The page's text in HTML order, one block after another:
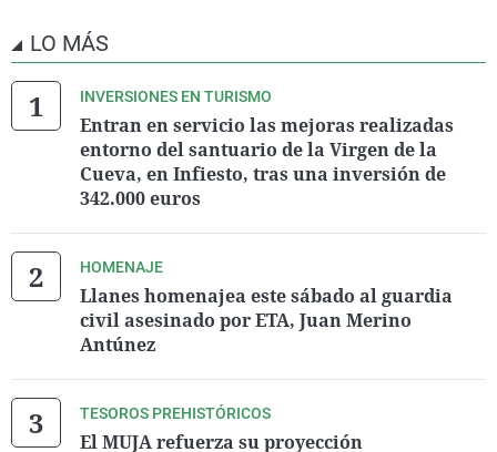
LO MÁS
INVERSIONES EN TURISMO
Entran en servicio las mejoras realizadas
entorno del santuario de la Virgen de la
Cueva, en Infiesto, tras una inversión de
342.000 euros
HOMENAJE
Llanes homenajea este sábado al guardia
civil asesinado por ETA, Juan Merino
Antúnez
TESOROS PREHISTÓRICOS
El MUJA refuerza su proyección